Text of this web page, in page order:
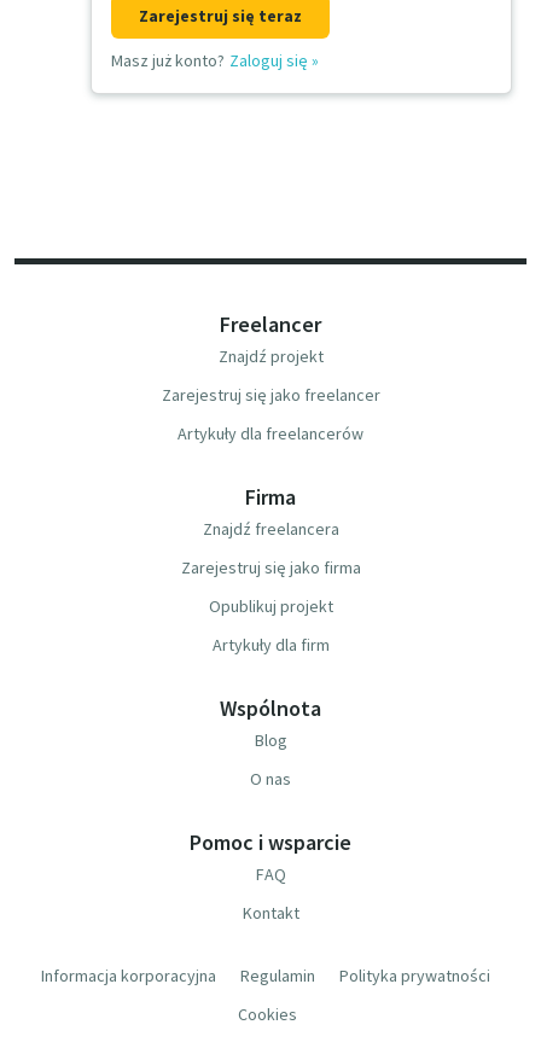
Zarejestruj się teraz
Masz już konto? Zaloguj się »
Freelancer
Znajdź projekt
Zarejestruj się jako freelancer
Artykuły dla freelancerów
Firma
Znajdź freelancera
Zarejestruj się jako firma
Opublikuj projekt
Artykuły dla firm
Wspólnota
Blog
O nas
Pomoc i wsparcie
FAQ
Kontakt
Informacja korporacyjna Regulamin
Polityka prywatności
Cookies